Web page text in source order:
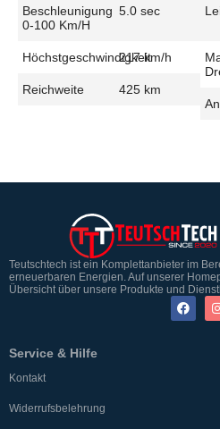
Beschleunigung
0-100 Km/h
5.0 sec
Höchstgeschwindigkeit
217 km/h
Reichweite 425 km
Teutschtech ist ein Komplettanbieter im
erneuerbaren Energien. Auf unserer
Übersicht über unsere Produkte und
Service & Hilfe
Kontakt
Widerrufsbelehrung